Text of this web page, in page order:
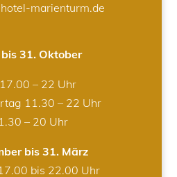
marienturm.de
31. Oktober
– 22 Uhr
11.30 – 22 Uhr
– 20 Uhr
bis 31. März
bis 22.00 Uhr